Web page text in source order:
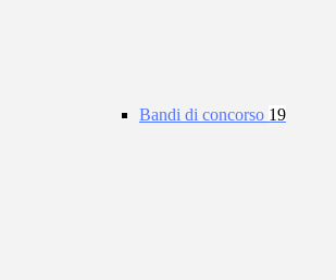
Bandi di concorso 19